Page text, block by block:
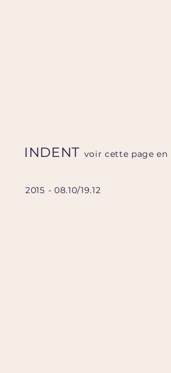
INDENT voir cette page en
2015 - 08.10/19.12